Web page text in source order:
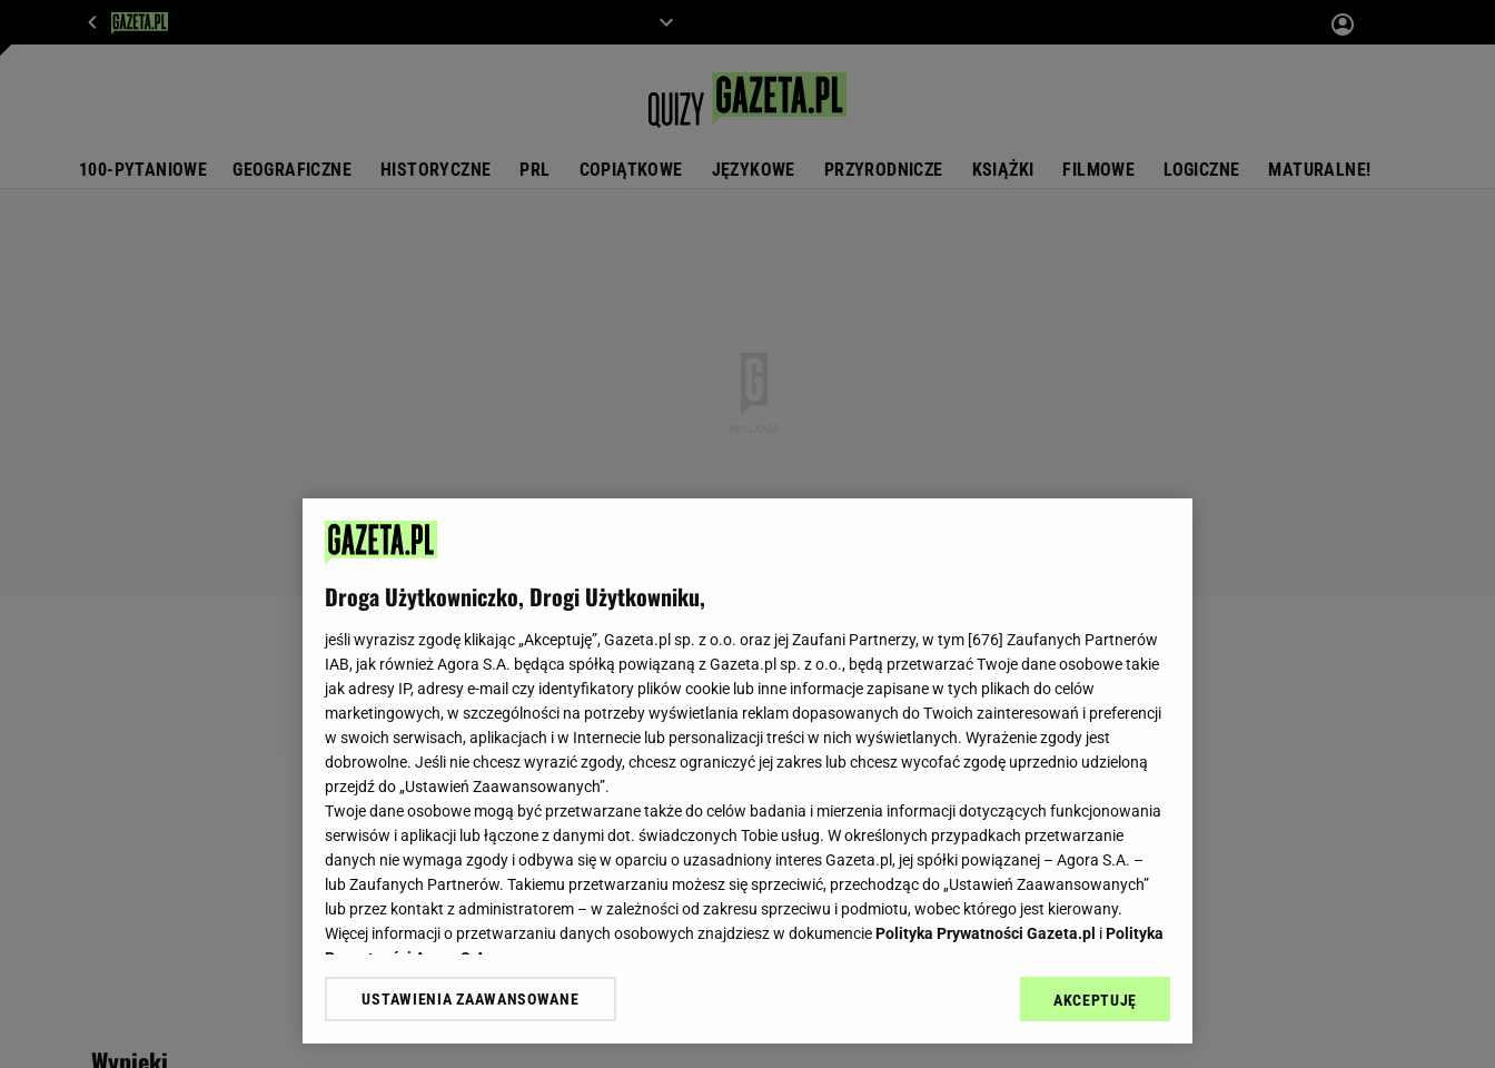
100-PYTANIOWE GEOGRAFICZNE HISTORYCZNE PRL COPIĄTKOWE JĘZYKOWE PRZYRODNICZE KSIĄŻKI FILMOWE LOGICZNE MATURALNE!
Droga Użytkowniczko, Drogi Użytkowniku,
jeśli wyrazisz zgodę klikając „Akceptuję”, Gazeta.pl sp. z o.o. oraz jej Zaufani Partnerzy, w tym [676] Zaufanych Partnerów
IAB, jak również Agora S.A. będąca spółką powiązaną z Gazeta.pl sp. z o.o., będą przetwarzać Twoje dane osobowe takie
jak adresy IP, adresy e-mail czy identyfikatory plików cookie lub inne informacje zapisane w tych plikach do celów
marketingowych, w szczególności na potrzeby wyświetlania reklam dopasowanych do Twoich zainteresowań i preferencji
w swoich serwisach, aplikacjach i w Internecie lub personalizacji treści w nich wyświetlanych. Wyrażenie zgody jest
dobrowolne. Jeśli nie chcesz wyrazić zgody, chcesz ograniczyć jej zakres lub chcesz wycofać zgodę uprzednio udzieloną
przejdź do „Ustawień Zaawansowanych”.
Twoje dane osobowe mogą być przetwarzane także do celów badania i mierzenia informacji dotyczących funkcjonowania
serwisów i aplikacji lub łączone z danymi dot. świadczonych Tobie usług. W określonych przypadkach przetwarzanie
danych nie wymaga zgody i odbywa się w oparciu o uzasadniony interes Gazeta.pl, jej spółki powiązanej – Agora S.A. –
lub Zaufanych Partnerów. Takiemu przetwarzaniu możesz się sprzeciwić, przechodząc do „Ustawień Zaawansowanych”
lub przez kontakt z administratorem – w zależności od zakresu sprzeciwu i podmiotu, wobec którego jest kierowany.
Więcej informacji o przetwarzaniu danych osobowych znajdziesz w dokumenciePolityka Prywatności Gazeta.pl iPolityka
Prywatności Agora S.A.
Klikając „Akceptuję” wyrażasz też zgodę na zainstalowanie i przechowywanie plików cookie Gazeta.pl sp. z o.o., jej
USTAWIENIA ZAAWANSOWANE AKCEPTUJĘ